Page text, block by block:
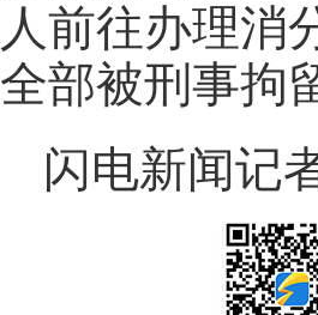
人前往办理消
全部被刑事拘
闪电新闻记